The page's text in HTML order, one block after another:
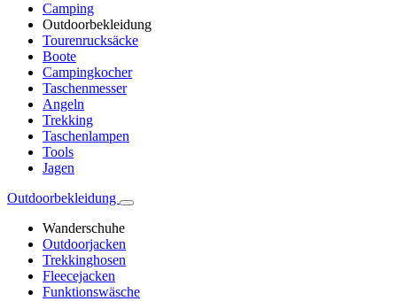
Camping
Outdoorbekleidung
Tourenrucksäcke
Boote
Campingkocher
Taschenmesser
Angeln
Trekking
Taschenlampen
Tools
Jagen
Outdoorbekleidung
Wanderschuhe
Outdoorjacken
Trekkinghosen
Fleecejacken
Funktionswäsche